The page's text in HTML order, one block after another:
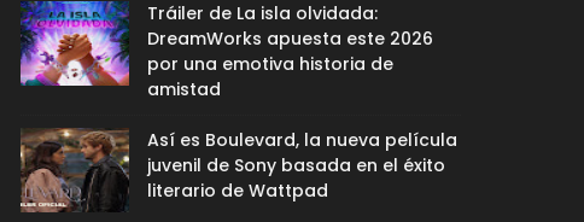
Tráiler de La isla olvidada:
DreamWorks apuesta este 2026
por una emotiva historia de
amistad
Así es Boulevard, la nueva película
juvenil de Sony basada en el éxito
literario de Wattpad